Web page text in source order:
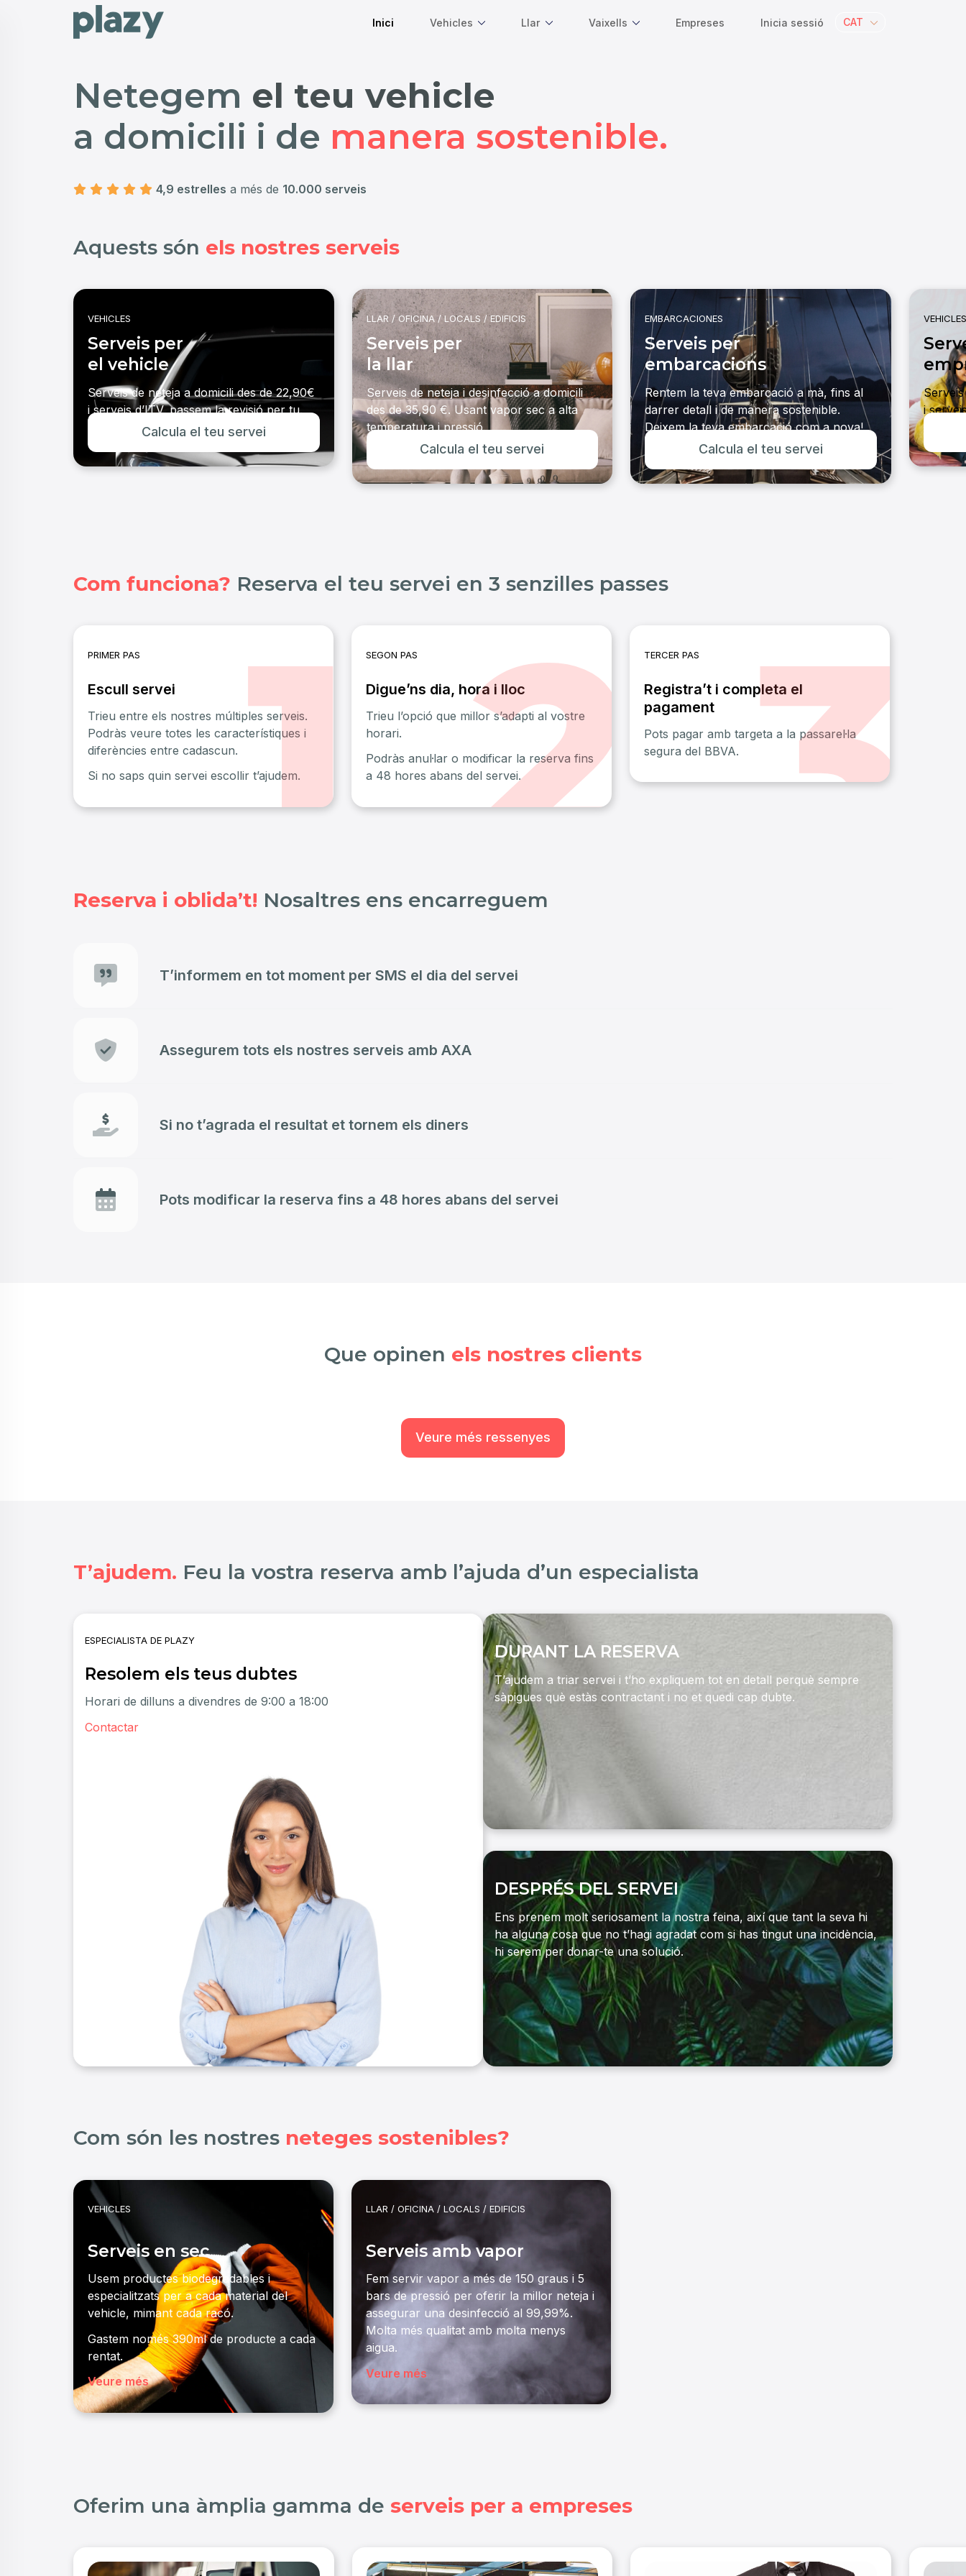
Inici Vehicles Llar Vaixells Empreses Inicia sessió CAT
Netegem la teva catifa
a domicili i de manera sostenible.
4,9 estrelles a més de 10.000 serveis
Aquests són els nostres serveis
VEHICLES
Serveis per
el vehicle
Serveis de neteja a domicili des de 22,90€
i serveis d’ITV, passem la revisió per tu.
Veure serveisCalcula el teu servei
LLAR / OFICINA / LOCALS / EDIFICIS
Serveis per
la llar
Serveis de neteja i desinfecció a domicili
des de 35,90 €. Usant vapor sec a alta
temperatura i pressió.
Veure serveisCalcula el teu servei
EMBARCACIONES
Serveis per
embarcacions
Rentem la teva embarcació a mà, fins al
darrer detall i de manera sostenible.
Deixem la teva embarcació com a nova!
Veure serveisCalcula el teu servei
VEHICLES
i
Veure
Com funciona? Reserva el teu servei en 3 senzilles passes
PRIMER PAS
Escull servei
Trieu entre els nostres múltiples serveis.
Podràs veure totes les característiques i
diferències entre cadascun.
Si no saps quin servei escollir t’ajudem.
SEGON PAS
Digue’ns dia, hora i lloc
Trieu l’opció que millor s’adapti al vostre
horari.
Podràs anul·lar o modificar la reserva fins
a 48 hores abans del servei.
TERCER PAS
Registra’t i completa el
pagament
Pots pagar amb targeta a la passarel·la
segura del BBVA.
Reserva i oblida’t! Nosaltres ens encarreguem
T’informem en tot moment per SMS el dia del servei
Assegurem tots els nostres serveis amb AXA
Si no t’agrada el resultat et tornem els diners
Pots modificar la reserva fins a 48 hores abans del servei
Que opinen els nostres clients
Veure més ressenyes
T’ajudem. Feu la vostra reserva amb l’ajuda d’un especialista
ESPECIALISTA DE PLAZY
Resolem els teus dubtes
Horari de dilluns a divendres de 9:00 a 18:00
Contactar
DURANT LA RESERVA
T’ajudem a triar servei i t’ho expliquem tot en detall perquè sempre
sàpigues què estàs contractant i no et quedi cap dubte.
DESPRÉS DEL SERVEI
Ens prenem molt seriosament la nostra feina, així que tant la seva hi
ha alguna cosa que no t’hagi agradat com si has tingut una incidència,
hi serem per donar-te una solució.
Com són les nostres neteges sostenibles?
VEHICLES
Serveis en sec
Usem productes biodegradables i
especialitzats per a cada material del
vehicle, mimant cada racó.
Gastem només 390ml de producte a cada
rentat.
Veure més
LLAR / OFICINA / LOCALS / EDIFICIS
Serveis amb vapor
Fem servir vapor a més de 150 graus i 5
bars de pressió per oferir la millor neteja i
assegurar una desinfecció al 99,99%.
Molta més qualitat amb molta menys
aigua.
Veure més
Oferim una àmplia gamma de serveis per a empreses